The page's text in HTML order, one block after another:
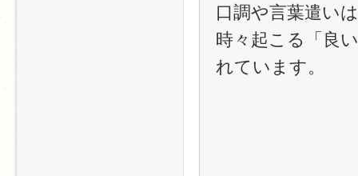
口調や言葉遣い
時々起こる「良
れています。​